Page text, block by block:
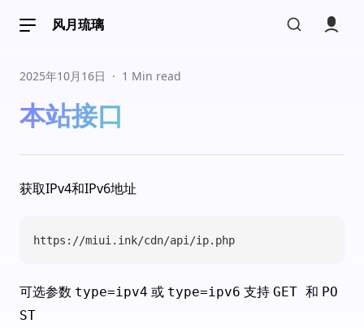
风月琉璃
📖 文章列表
📁 文章分类
🖍 留言板
2025年10月16日 · 1 Min read
本站接口
获取IPv4和IPv6地址
https://miui.ink/cdn/api/ip.php
可选参数 type=ipv4 或 type=ipv6 支持 GET 和 PO
ST